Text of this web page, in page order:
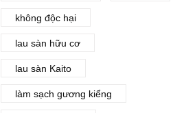
không độc hại
lau sàn hữu cơ
lau sàn Kaito
làm sạch gương kiểng